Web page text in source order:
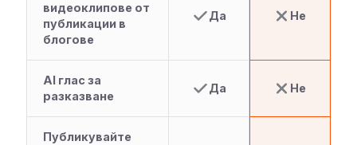
видеоклипове от
публикации в
блогове
Да Не
AI глас за
разказване
Да Не
Публикувайте